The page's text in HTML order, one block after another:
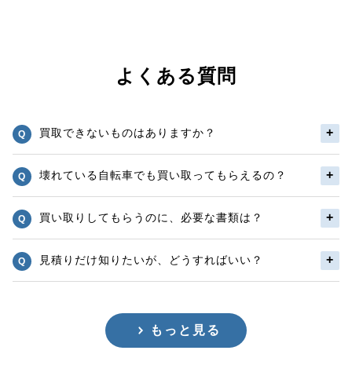
よくある質問
買取できないものはありますか？
壊れている自転車でも買い取ってもらえるの？
買い取りしてもらうのに、必要な書類は？
見積りだけ知りたいが、どうすればいい？
もっと見る